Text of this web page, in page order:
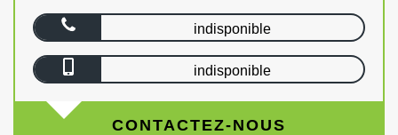
indisponible
indisponible
CONTACTEZ-NOUS